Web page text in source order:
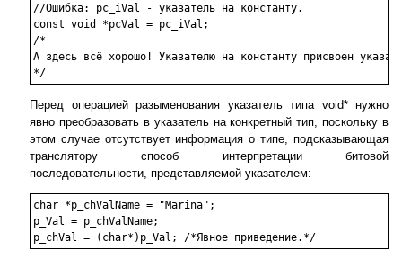
//Ошибка: pc_iVal - указатель на константу.
const void *pcVal = pc_iVal;
/*
А здесь всё хорошо! Указателю на константу присвоен
Перед операцией разыменования указатель типа void* нужно
явно преобразовать в указатель на конкретный тип, поскольку в
этом случае отсутствует информация о типе, подсказывающая
транслятору способ интерпретации битовой
последовательности, представляемой указателем:
char *p_chValName = "Marina";
p_Val = p_chValName;